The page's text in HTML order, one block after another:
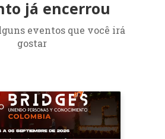
já encerrou
eventos que você irá
gostar